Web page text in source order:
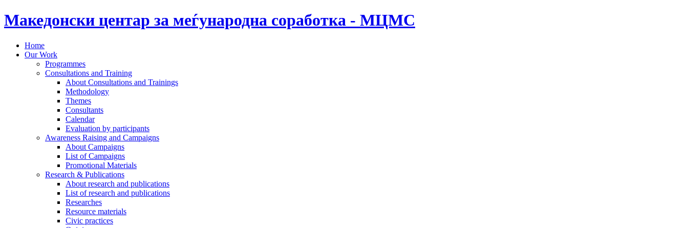
Македонски центар за меѓународна соработка - МЦМС
Home
Our Work
Programmes
Consultations and Training
About Consultations and Trainings
Methodology
Themes
Consultants
Calendar
Evaluation by participants
Awareness Raising and Campaigns
About Campaigns
List of Campaigns
Promotional Materials
Research & Publications
About research and publications
List of research and publications
Researches
Resource materials
Civic practices